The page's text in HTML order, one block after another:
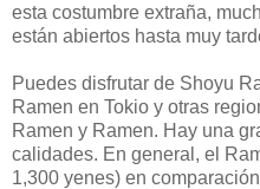
esta costumbre extraña,
están abiertos hasta muy
Puedes disfrutar de Shoyu
Ramen en Tokio y otras
Ramen y Ramen. Hay una
calidades. En general, el
1,300 yenes) en